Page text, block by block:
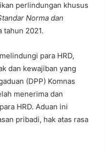
perlindungan khusus
Norma dan
tahun 2021.
para HRD,
dan kewajiban yang
(DPP) Komnas
menerima dan
HRD. Aduan ini
pribadi, hak atas rasa